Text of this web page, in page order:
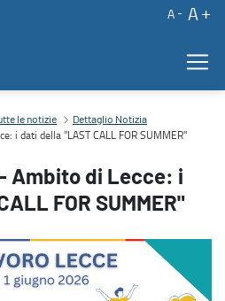
A A
i dati della "LAST CALL FOR
le notizie Dettaglio Notizia
i dati della "LAST CALL FOR SUMMER"
Ambito di Lecce: i
FOR SUMMER"